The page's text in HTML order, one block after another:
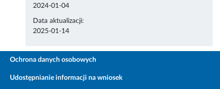
2024-01-04
Data aktualizacji:
2025-01-14
Ochrona danych osobowych
Udostępnianie informacji na wniosek